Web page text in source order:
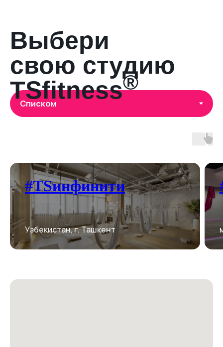
Выбери
свою студию
TSfitness®
#TSинфинити
Узбекистан, г. Ташкент